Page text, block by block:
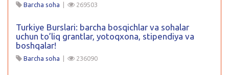
Barcha soha | 269503
Turkiye Burslari: barcha bosqichlar va sohalar
uchun to’liq grantlar, yotoqxona, stipendiya va
boshqalar!
Barcha soha | 236090